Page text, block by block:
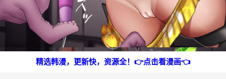
精选韩漫，更新快，资源全！👉点击看漫画👈